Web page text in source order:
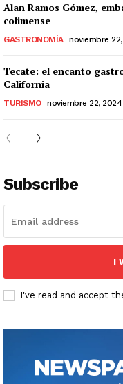
Alan Ramos Gómez,
colimense
GASTRONOMÍA noviembre
Tecate: el encanto
California
TURISMO noviembre 22, 2024
Subscribe
I
I've read and accept